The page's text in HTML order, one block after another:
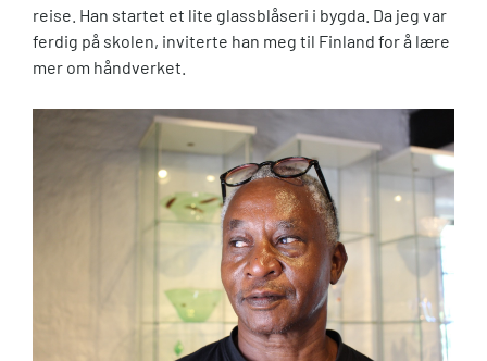
reise. Han startet et lite glassblåseri i bygda. Da jeg var
ferdig på skolen, inviterte han meg til Finland for å lære
mer om håndverket.